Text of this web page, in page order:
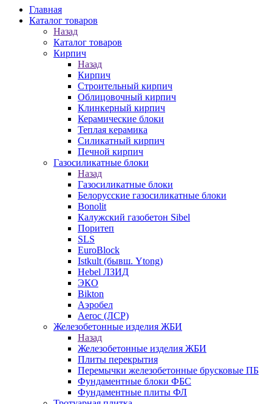
Главная
Каталог товаров
Назад
Каталог товаров
Кирпич
Назад
Кирпич
Строительный кирпич
Облицовочный кирпич
Клинкерный кирпич
Керамические блоки
Теплая керамика
Силикатный кирпич
Печной кирпич
Газосиликатные блоки
Назад
Газосиликатные блоки
Белорусские газосиликатные блоки
Bonolit
Калужский газобетон Sibel
Поритеп
SLS
EuroBlock
Istkult (бывш. Ytong)
Hebel ЛЗИД
ЭКО
Bikton
Аэробел
Aeroc (ЛСР)
Железобетонные изделия ЖБИ
Назад
Железобетонные изделия ЖБИ
Плиты перекрытия
Перемычки железобетонные брусковые ПБ
Фундаментные блоки ФБС
Фундаментные плиты ФЛ